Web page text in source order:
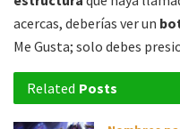
acercas, deberías ver un
Me Gusta; solo debes
Related Posts